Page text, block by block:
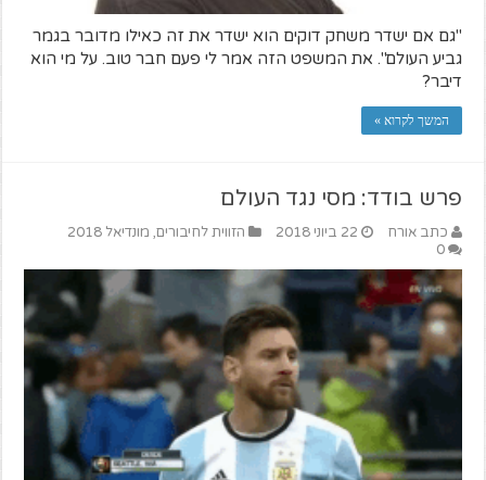
"גם אם ישדר משחק דוקים הוא ישדר את זה כאילו מדובר בגמר
גביע העולם". את המשפט הזה אמר לי פעם חבר טוב. על מי הוא
דיבר?
המשך לקרוא »
פרש בודד: מסי נגד העולם
כתב אורח 22 ביוני 2018 הזווית לחיבורים, מונדיאל 2018
0